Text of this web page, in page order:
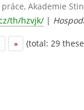
Akademie
th/hzvjk/ |
» (total: 29